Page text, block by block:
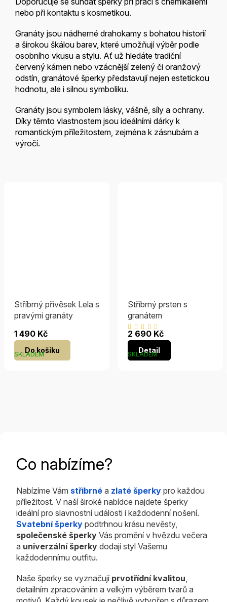
nebo při kontaktu s kosmetikou.
Granáty jsou nádherné drahokamy s bohatou historií
a širokou škálou barev, které umožňují výběr podle
osobního vkusu a stylu. Ať už hledáte tradiční
červený kámen nebo vzácnější zelený či oranžový
odstín, granátové šperky představují nejen estetickou
hodnotu, ale i silnou symboliku.
Granáty jsou symbolem lásky, vášně, síly a ochrany.
Díky těmto vlastnostem jsou ideálními dárky k
romantickým příležitostem, zejména k zásnubám a
výročí.
Stříbrný přívěsek Lela s
pravými granáty
SKLADEM
1 490 Kč
Do košíku
Stříbrný prsten s
granátem
Průměrné
hodnocení
je
SKLADEM
2 690 Kč
Detail
Co nabízíme?
Nabízíme Vám stříbrné a zlaté šperky pro každou
příležitost. V naší široké nabídce najdete šperky
ideální pro slavnostní události i každodenní nošení.
Svatební šperky podtrhnou krásu nevěsty,
společenské šperky Vás promění v hvězdu večera
a univerzální šperky dodají styl Vašemu
každodennímu outfitu.
Naše šperky se vyznačují prvotřídní kvalitou,
detailním zpracováním a velkým výběrem tvarů a